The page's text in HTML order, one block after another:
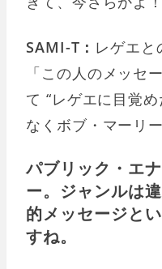
SAMI-T： レゲエと
「この人のメッセ
て “レゲエに目覚
なくボブ・マーリ
パブリック・エ
ー。ジャンルは
的メッセージと
すね。